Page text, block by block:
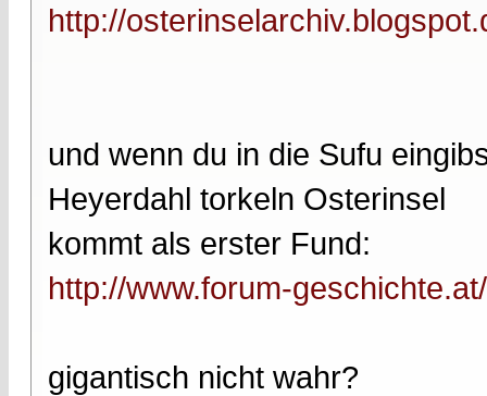
http://
und wenn du in die Sufu
Heyerdahl torkeln Osterinsel
kommt als erster Fund:
http://www.forum-
gigantisch nicht wahr?